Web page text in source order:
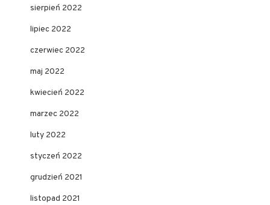
sierpień 2022
lipiec 2022
czerwiec 2022
maj 2022
kwiecień 2022
marzec 2022
luty 2022
styczeń 2022
grudzień 2021
listopad 2021